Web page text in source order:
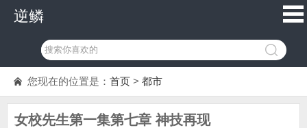
逆鳞
您现在的位置是： 首页 > 都市
女校先生第一集第七章 神技再现